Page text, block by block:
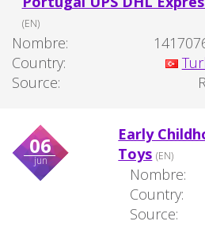
(EN)
Nombre:
Country:
Source:
06
jun
Early
Toys (EN)
Nombre:
Country:
Source: